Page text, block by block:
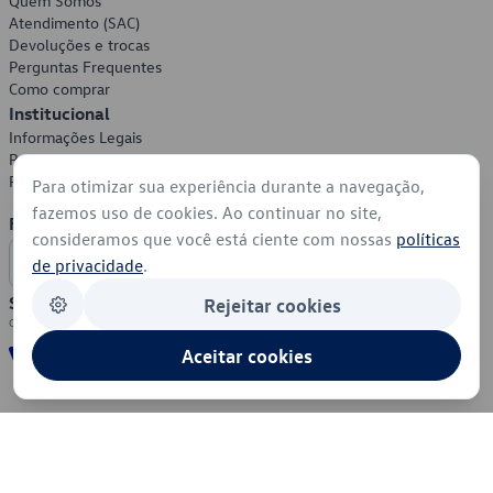
Atendimento (SAC)
Devoluções e trocas
Perguntas Frequentes
Como comprar
Institucional
Informações Legais
Política de Privacidade
Política de Cookies
Formas de Pagamento
Segurança
Para otimizar sua experiência durante a navegação,
fazemos uso de cookies. Ao continuar no site,
consideramos que você está ciente com nossas políticas
de privacidade.
Rejeitar cookies
Aceitar cookies